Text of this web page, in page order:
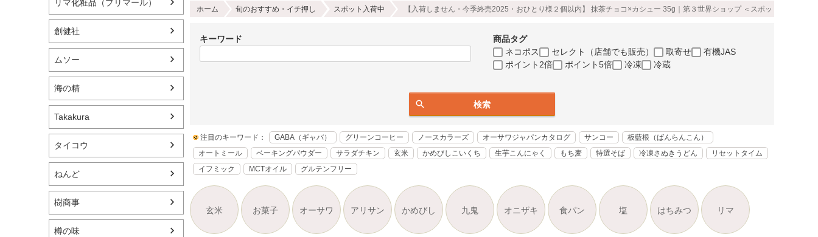
リマ化粧品（プリマール）
創健社
ムソー
海の精
Takakura
タイコウ
ねんど
樹商事
樽の味
ホーム 旬のおすすめ・イチ押し スポット入荷中 【入荷しません・今季終売2025・おひとり様２個以内】 抹茶チョコ×カシュー 35g｜第３世界ショップ ＜スポット入荷中＞
キーワード
商品タグ
ネコポス
セレクト（店舗でも販売） 取寄せ
有機JAS
ポイント2倍
ポイント5倍 冷凍 冷蔵
検索
注目のキーワード： GABA（ギャバ） グリーンコーヒー ノースカラーズ オーサワジャパンカタログ サンコー
板藍根（ばんらんこん）
オートミール
ベーキングパウダー サラダチキン 玄米 かめびしこいくち 生芋こんにゃく もち麦 特選そば 冷凍さぬきうどん
リセットタイム
イフミック
MCTオイル グルテンフリー
玄米 お菓子 オーサワ アリサン かめびし 九鬼 オニザキ 食パン 塩 はちみつ リマ